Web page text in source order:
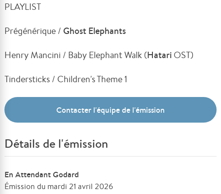
PLAYLIST
Prégénérique / Ghost Elephants
Henry Mancini / Baby Elephant Walk (Hatari OST)
Tindersticks / Children's Theme 1
Contacter l'équipe de l'émission
Détails de l'émission
En Attendant Godard
Émission du mardi 21 avril 2026